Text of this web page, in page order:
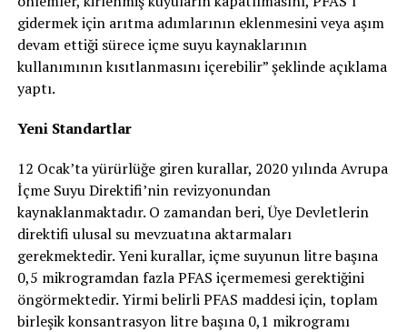
gidermek için arıtma adımlarının eklenmesini veya aşım
devam ettiği sürece içme suyu kaynaklarının
kullanımının kısıtlanmasını içerebilir” şeklinde açıklama
yaptı.
Yeni Standartlar
12 Ocak’ta yürürlüğe giren kurallar, 2020 yılında Avrupa
İçme Suyu Direktifi’nin revizyonundan
kaynaklanmaktadır. O zamandan beri, Üye Devletlerin
direktifi ulusal su mevzuatına aktarmaları
gerekmektedir. Yeni kurallar, içme suyunun litre başına
0,5 mikrogramdan fazla PFAS içermemesi gerektiğini
öngörmektedir. Yirmi belirli PFAS maddesi için, toplam
birleşik konsantrasyon litre başına 0,1 mikrogramı